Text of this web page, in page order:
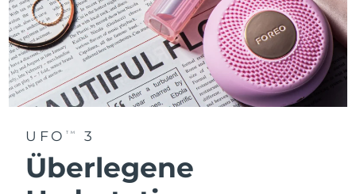
UFO TM 3
Überlegene